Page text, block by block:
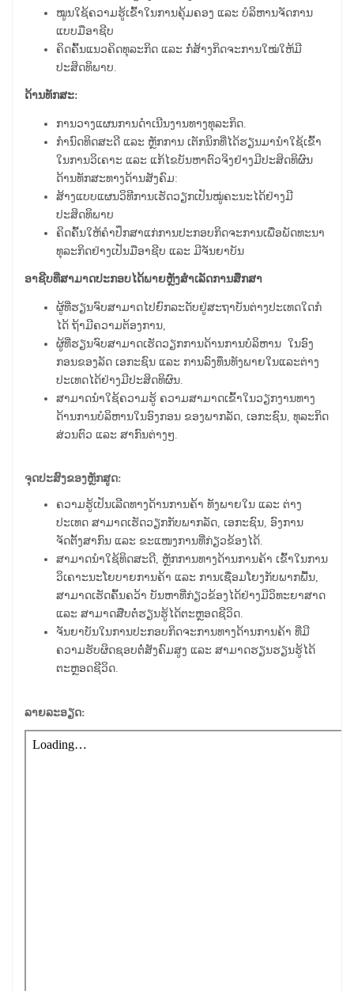
ໝູນໃຊ້ຄວາມຮູ້ເຂົ້າໃນການຄຸ້ມຄອງ ແລະ ບໍລິຫານຈັດການ
ແບບມືອາຊີບ
ຄິດຄົ້ນແນວຄິດທຸລະກິດ ແລະ ກໍ່ສ້າງກິດຈະການໃໝ່ໃຫ້ມີ
ປະສິດທິພາບ.
ດ້ານທັກສະ:
ການວາງແຜນການດໍາເນີນງານທາງທຸລະກິດ.
ກໍານົດທິດສະດີ ແລະ ຫຼັກການ ເຕັກນິກທີ່ໄດ້ຮຽນມານຳໃຊ້ເຂົ້າ
ໃນການວິເຄາະ ແລະ ແກ້ໄຂບັນຫາຕົວຈິງຢ່າງມີປະສິດທິຜົນ
ດ້ານທັກສະທາງດ້ານສັງຄົມ:
ສ້າງແບບແຜນວິທີການເຮັດວຽກເປັນໝູ່ຄະນະໄດ້ຢ່າງມີ
ປະສິດທິພາບ
ຄິດຄົ້ນໃຫ້ຄຳປຶກສາແກ່ການປະກອບກິດຈະການເພື່ອພັດທະນາ
ທຸລະກິດຢ່າງເປັນມືອາຊີບ ແລະ ມີຈັນຍາບັນ
ອາຊີບທີ່ສາມາດປະກອບໄດ້ພາຍຫຼັງສໍາເລັດການສຶກສາ
ຜູ້ທີ່ຮຽນຈົບສາມາດໄປຍົກລະດັບຢູ່ສະຖາບັນຕ່າງປະເທດໃດກໍ
ໄດ້ ຖ້າມີຄວາມຕ້ອງການ,
ຜູ້ທີ່ຮຽນຈົບສາມາດເຮັດວຽກການດ້ານການບໍລິຫານ ໃນອົງ
ກອນຂອງລັດ ເອກະຊົນ ແລະ ການລົງທຶນທັງພາຍໃນແລະຕ່າງ
ປະເທດໄດ້ຢ່າງມີປະສິດທິຜົນ.
ສາມາດນຳໃຊ້ຄວາມຮູ້ ຄວາມສາມາດເຂົ້າໃນວຽກງານທາງ
ດ້ານການບໍລິຫານໃນອົງກອນ ຂອງພາກລັດ, ເອກະຊົນ, ທຸລະກິດ
ສ່ວນຕົວ ແລະ ສາກົນຕ່າງໆ.
ຈຸດປະສົງຂອງຫຼັກສູດ:
ຄວາມຮູ້ເປັນເລີດທາງດ້ານການຄ້າ ທັງພາຍໃນ ແລະ ຕ່າງ
ປະເທດ ສາມາດເຮັດວຽກກັບພາກລັດ, ເອກະຊົນ, ອົງການ
ຈັດຕັ້ງສາກົນ ແລະ ຂະແໜງການທີ່ກ່ຽວຂ້ອງໄດ້.
ສາມາດນໍາໃຊ້ທິດສະດີ, ຫຼັກການທາງດ້ານການຄ້າ ເຂົ້າໃນການ
ວິເຄາະນະໂຍບາຍການຄ້າ ແລະ ການເຊື່ອມໂຍງກັບພາກພື້ນ,
ສາມາດເຮັດຄົ້ນຄວ້າ ບັນຫາທີ່ກ່ຽວຂ້ອງໄດ້ຢ່າງມີວິທະຍາສາດ
ແລະ ສາມາດສືບຕໍ່ຮຽນຮູ້ໄດ້ຕະຫຼອດຊີວິດ.
ຈັນຍາບັນໃນການປະກອບກິດຈະການທາງດ້ານການຄ້າ ທີ່ມີ
ຄວາມຮັບຜິດຊອບຕໍ່ສັງຄົມສູງ ແລະ ສາມາດຮຽນຮຽນຮູ້ໄດ້
ຕະຫຼອດຊີວິດ.
ລາຍລະອຽດ: